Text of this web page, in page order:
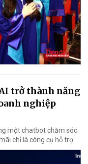
trở thành năng
nghiệp
một chatbot chăm sóc
chỉ là công cụ hỗ trợ.